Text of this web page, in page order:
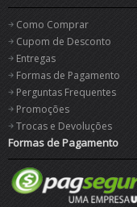
Como Comprar
Cupom de Desconto
Entregas
Formas de Pagamento
Perguntas Frequentes
Promoções
Trocas e Devoluções
Formas de Pagamento